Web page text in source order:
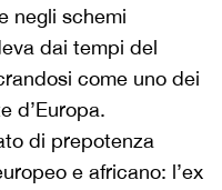
negli schemi
dai tempi del
come uno dei
d’Europa.
di prepotenza
e africano: l’ex